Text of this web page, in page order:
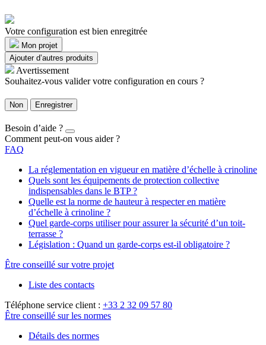
Votre configuration est bien enregitrée
Mon projet
Ajouter d’autres produits
Avertissement
Souhaitez-vous valider votre configuration en cours ?
Non Enregistrer
Besoin d’aide ?
Comment peut-on vous aider ?
FAQ
La réglementation en vigueur en matière d’échelle à crinoline
Quels sont les équipements de protection collective
indispensables dans le BTP ?
Quelle est la norme de hauteur à respecter en matière
d’échelle à crinoline ?
Quel garde-corps utiliser pour assurer la sécurité d’un toit-
terrasse ?
Législation : Quand un garde-corps est-il obligatoire ?
Être conseillé sur votre projet
Liste des contacts
Téléphone service client : +33 2 32 09 57 80
Être conseillé sur les normes
Détails des normes